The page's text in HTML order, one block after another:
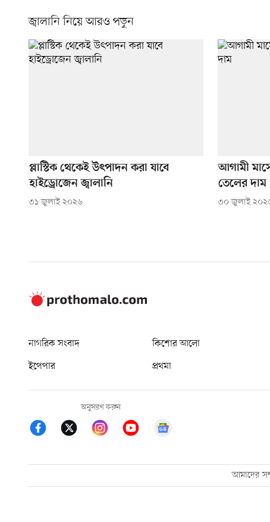
জ্বালানি নিয়ে আরও পড়ুন
প্লাস্টিক থেকেই উৎপাদন করা যাবে
হাইড্রোজেন জ্বালানি
৩১ জুলাই ২০২৬
আগামী
তেলের দাম
৩০ জুলাই
নাগরিক সংবাদ কিশোর আলো
ইপেপার
প্রথমা
অনুসরণ করুন
আমাদের